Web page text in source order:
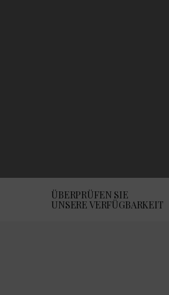
ÜBERPRÜFEN SIE
UNSERE VERFÜGBARKEIT